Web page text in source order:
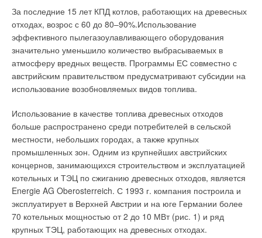
За последние 15 лет КПД котлов, работающих на древесных
отходах, возрос с 60 до 80–90%.Использование
эффективного пылегазоулавливающего оборудования
значительно уменьшило количество выбрасываемых в
атмосферу вредных веществ. Программы ЕС совместно с
австрийским правительством предусматривают субсидии на
использование возобновляемых видов топлива.
Использование в качестве топлива древесных отходов
больше распространено среди потребителей в сельской
местности, небольших городах, а также крупных
промышленных зон. Одним из крупнейших австрийских
концернов, занимающихся строительством и эксплуатацией
котельных и ТЭЦ по сжиганию древесных отходов, является
Energie AG Oberosterreich. С 1993 г. компания построила и
эксплуатирует в Верхней Австрии и на юге Германии более
70 котельных мощностью от 2 до 10 МВт (рис. 1) и ряд
крупных ТЭЦ, работающих на древесных отходах.
качестве выпускаемого продукта. В 2003 г. продукция и
производственная деятельность компании Industrial Blansol
S.A. прошла международную сертификацию ISO 9001: 2000.
Barbi — от элементов к системе
Система трубопроводовBarbi зарекомендовала себя во всем
мире как надежная продукция, объединяющая в себе
позволяющая с минимальными затратами в максимально
сжатые сроки решать задачи в области отопления и
водоснабжения на объектах любой сложности.
Barbi — объединяет в себе две системы
трубопроводов:
1. Аксиальная система:
Металлополимерные трубы Gladiator (PEX-b/AL/PEX-b);
входят панели с расстоянием между трубами 75 мм.
При таком расположении труб и температуре в
нагревательном контуре макс. 45°С достигается мощность
нагрева около 100 Вт/м2.В ближайшее время предусмотрено
расширение ассортимента изделий, т.е. панелей с
расстоянием между трубами 60 мм для панельного
могут быть использованы во всех жилых и промышленных
зданиях без или с незначительным содержанием влаги. Они
не могут быть использованы в помещениях повышенной
влажности, таких как сауны, бассейны и т.д. Панели
Farmaccell поддаются простой обработке ножом или пилой.
Монтаж панелей для настенного обогрева или
охлаждения
Монтаж таких панелей относится к «сухому» типу монтажа,